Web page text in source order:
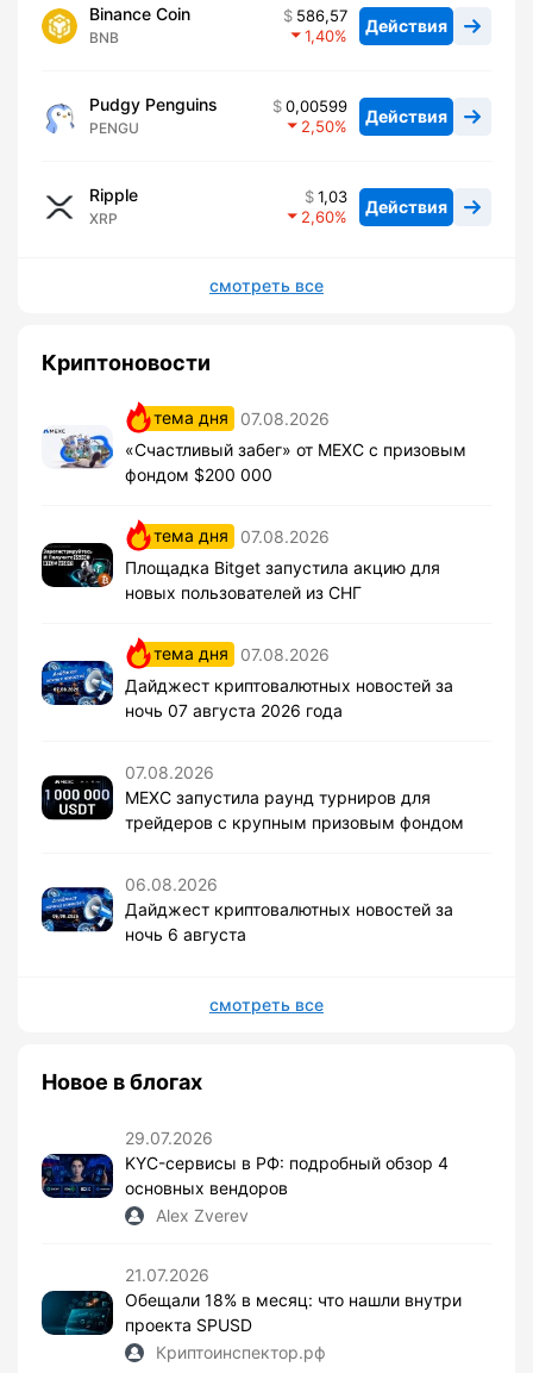
Binance Coin
BNB
586,57
1,40
Действия
Pudgy Penguins
PENGU
0,00599
2,50
Действия
Ripple
XRP
1,03
2,60
Действия
смотреть все
Криптоновости
тема дня
07.08.2026
«Счастливый забег» от MEXC с призовым
фондом $200 000
тема дня
07.08.2026
Площадка Bitget запустила акцию для
новых пользователей из СНГ
тема дня
07.08.2026
Дайджест криптовалютных новостей за
ночь 07 августа 2026 года
07.08.2026
MEXC запустила раунд турниров для
трейдеров с крупным призовым фондом
06.08.2026
Дайджест криптовалютных новостей за
ночь 6 августа
смотреть все
Новое в блогах
29.07.2026
KYC-сервисы в РФ: подробный обзор 4
основных вендоров
Alex Zverev
21.07.2026
Обещали 18% в месяц: что нашли внутри
проекта SPUSD
Криптоинспектор.рф